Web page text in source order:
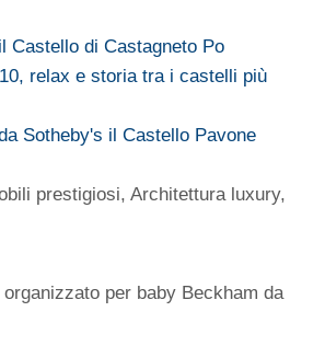
Castello di Castagneto Po
relax e storia tra i castelli più
Sotheby's il Castello Pavone
prestigiosi,Architettura luxury,
per baby Beckham da